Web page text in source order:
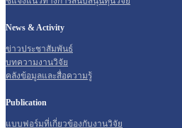
News & Activity
ข่าวประชาสัมพันธ์
บทความงานวิจัย
คลังข้อมูลและสื่อความรู้
Publication
แบบฟอร์มที่เกี่ยวข้องกับงานวิจัย